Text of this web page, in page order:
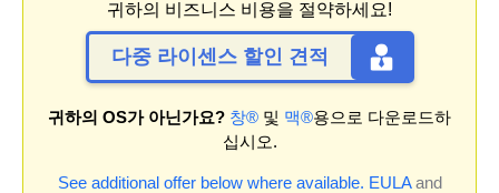
귀하의 비즈니스 비용을 절약하세요!
다중 라이센스 할인 견적
귀하의 OS가 아닌가요? 창® 및 맥®용으로 다운로드하
십시오.
See additional offer below where available. EULAand